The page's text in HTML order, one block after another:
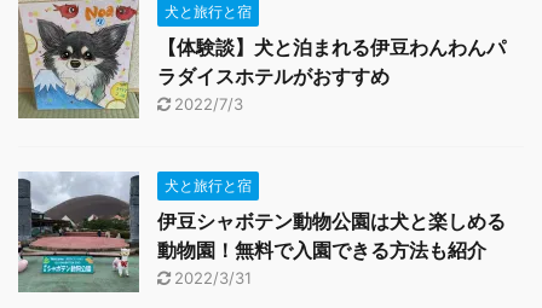
犬と旅行と宿
【体験談】犬と泊まれる伊豆わんわんパ
ラダイスホテルがおすすめ
2022/7/3
犬と旅行と宿
伊豆シャボテン動物公園は犬と楽しめる
動物園！無料で入園できる方法も紹介
2022/3/31